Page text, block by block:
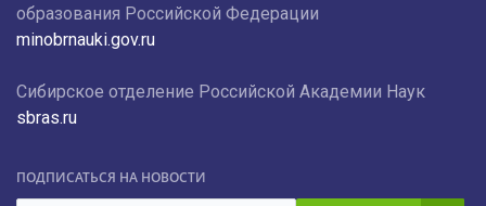
образования Российской Федерации
minobrnauki.gov.ru
Сибирское отделение Российской Академии Наук
sbras.ru
ПОДПИСАТЬСЯ НА НОВОСТИ